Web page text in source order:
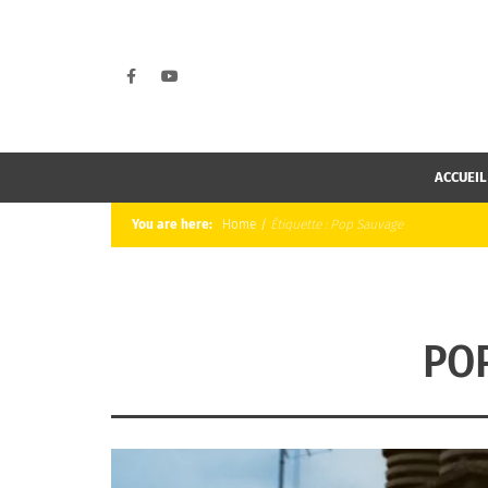
ACCUEIL
You are here: Home / Étiquette : Pop Sauvage